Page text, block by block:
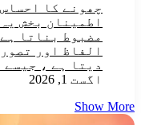
چھونے کا
اطمینان بخش
مضبوط بناتا
الفاظ اور
دیتا ہے ، جیسے
اگست 1, 2026
Show More